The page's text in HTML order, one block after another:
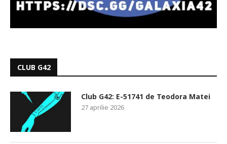
CLUB G42
Club G42: E-51741 de Teodora Matei
27 aprilie 2026